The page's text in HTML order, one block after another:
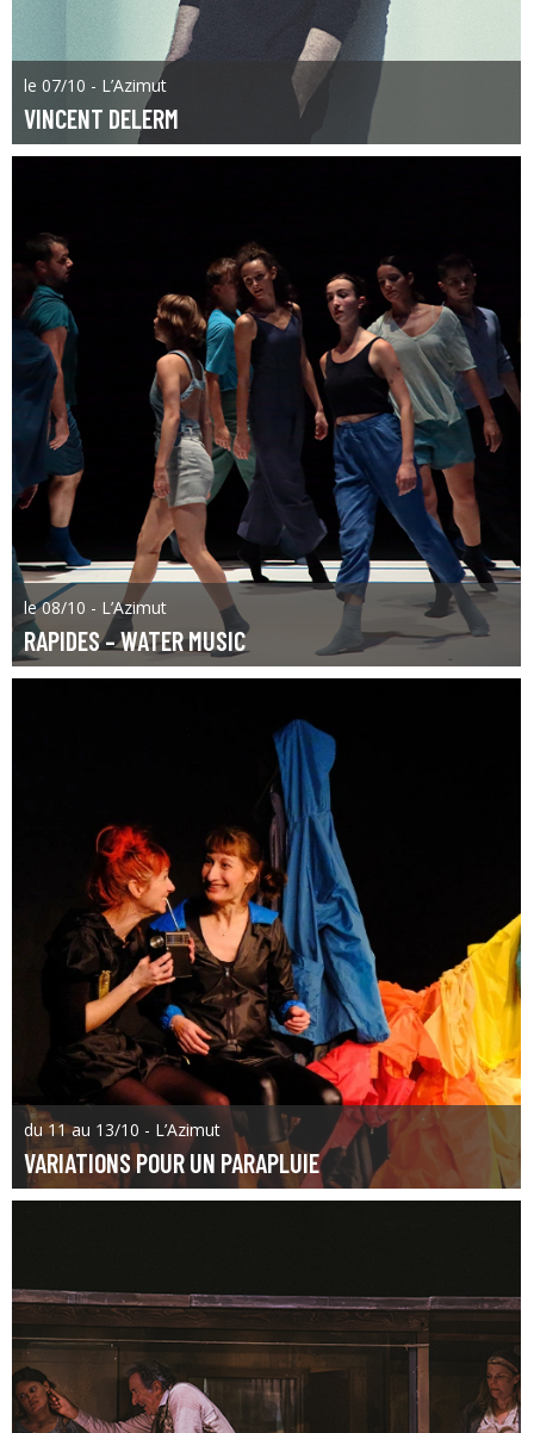
le 07/10 - L’Azimut
VINCENT DELERM
le 08/10 - L’Azimut
RAPIDES – WATER MUSIC
du 11 au 13/10 - L’Azimut
VARIATIONS POUR UN PARAPLUIE